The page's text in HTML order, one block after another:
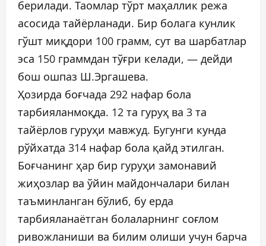
берилади. Таомлар тўрт маҳаллик режа
асосида тайёрланади. Бир болага кунлик
гўшт миқдори 100 грамм, сут ва шарбатлар
эса 150 граммдан тўғри келади, — дейди
бош ошпаз Ш.Эргашева.
Ҳозирда боғчада 292 нафар бола
тарбияланмоқда. 12 та гуруҳ ва 3 та
тайёрлов гуруҳи мавжуд. Бугунги кунда
рўйхатда 314 нафар бола қайд этилган.
Боғчанинг ҳар бир гуруҳи замонавий
жиҳозлар ва ўйин майдончалари билан
таъминланган бўлиб, бу ерда
тарбияланаётган болаларнинг соғлом
ривожланиши ва билим олиши учун барча